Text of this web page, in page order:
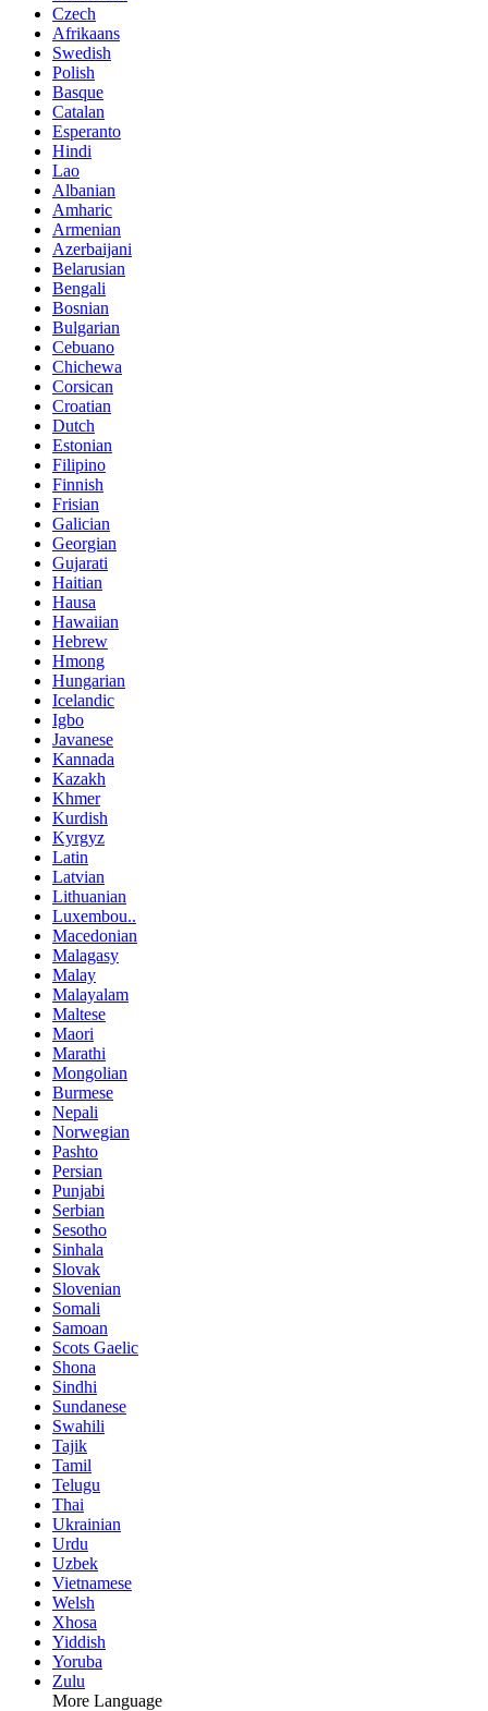
Czech
Afrikaans
Swedish
Polish
Basque
Catalan
Esperanto
Hindi
Lao
Albanian
Amharic
Armenian
Azerbaijani
Belarusian
Bengali
Bosnian
Bulgarian
Cebuano
Chichewa
Corsican
Croatian
Dutch
Estonian
Filipino
Finnish
Frisian
Galician
Georgian
Gujarati
Haitian
Hausa
Hawaiian
Hebrew
Hmong
Hungarian
Icelandic
Igbo
Javanese
Kannada
Kazakh
Khmer
Kurdish
Kyrgyz
Latin
Latvian
Lithuanian
Luxembou..
Macedonian
Malagasy
Malay
Malayalam
Maltese
Maori
Marathi
Mongolian
Burmese
Nepali
Norwegian
Pashto
Persian
Punjabi
Serbian
Sesotho
Sinhala
Slovak
Slovenian
Somali
Samoan
Scots Gaelic
Shona
Sindhi
Sundanese
Swahili
Tajik
Tamil
Telugu
Thai
Ukrainian
Urdu
Uzbek
Vietnamese
Welsh
Xhosa
Yiddish
Yoruba
Zulu
More Language